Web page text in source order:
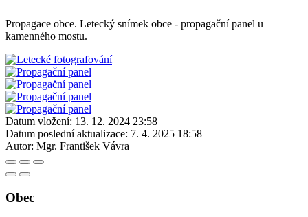
Propagace obce. Letecký snímek obce - propagační panel u
kamenného mostu.
Datum vložení: 13. 12. 2024 23:58
Datum poslední aktualizace: 7. 4. 2025 18:58
Autor: Mgr. František Vávra
Obec